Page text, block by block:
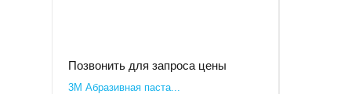
Позвонить для запроса цены
3M Абразивная паста...